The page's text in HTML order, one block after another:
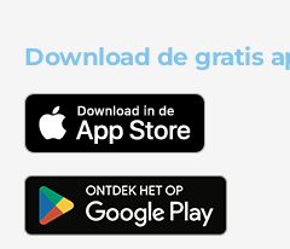
Download de gratis